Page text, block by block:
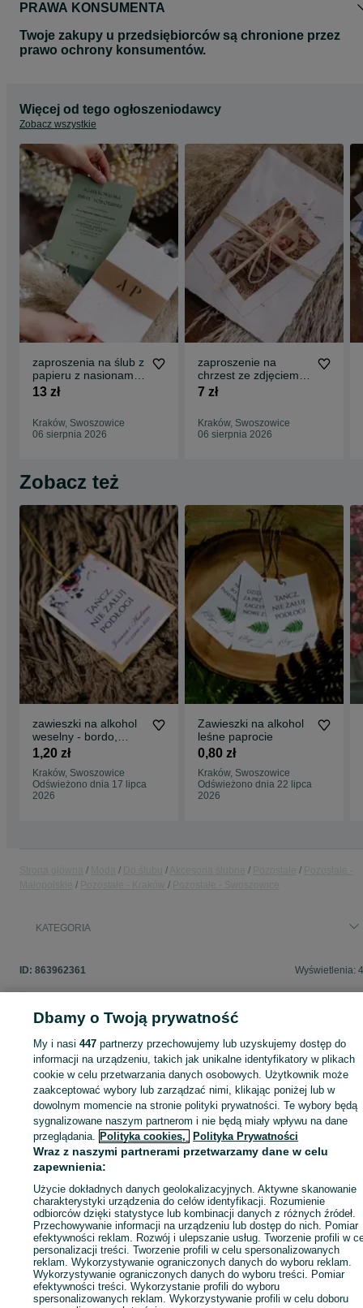
PRAWA KONSUMENTA
Twoje zakupy u przedsiębiorców są chronione przez
prawo ochrony konsumentów.
Więcej od tego ogłoszeniodawcy
Zobacz wszystkie
zaproszenia na ślub z
papieru z nasionami -
love in bloom
13 zł
Kraków, Swoszowice
06 sierpnia 2026
zaproszenie na
chrzest ze zdjęciem
dziecka i tłoczeniami -
7 zł
Kraków, Swoszowice
06 sierpnia 2026
Zobacz też
zawieszki na alkohol
weselny - bordo,
granat i złoto
1,20 zł
Kraków, Swoszowice
Odświeżono dnia 17 lipca
2026
Zawieszki na alkohol
leśne paprocie
0,80 zł
Kraków, Swoszowice
Odświeżono dnia 22 lipca
2026
KATEGORIA
ID: 863962361 Wyświetlenia:
Zaloguj się lub załóż konto na OLX, aby skontaktować się z
sprzedającym
Zaloguj się / Załóż konto
Zadzwoń / SMS Wyślij wiadomość
Dbamy o Twoją prywatność
My i nasi447 partnerzy przechowujemy lub uzyskujemy dostęp do
informacji na urządzeniu, takich jak unikalne identyfikatory w plikach
cookie w celu przetwarzania danych osobowych. Użytkownik może
zaakceptować wybory lub zarządzać nimi, klikając poniżej lub w
dowolnym momencie na stronie polityki prywatności. Te wybory będą
sygnalizowane naszym partnerom i nie będą miały wpływu na dane
przeglądania. Polityka cookies, Polityka Prywatności
Wraz z naszymi partnerami przetwarzamy dane w celu
zapewnienia:
Użycie dokładnych danych geolokalizacyjnych. Aktywne skanowanie
charakterystyki urządzenia do celów identyfikacji. Rozumienie
odbiorców dzięki statystyce lub kombinacji danych z różnych źródeł.
Przechowywanie informacji na urządzeniu lub dostęp do nich. Pomiar
efektywności reklam. Rozwój i ulepszanie usług. Tworzenie profili w
personalizacji treści. Tworzenie profili w celu spersonalizowanych
reklam. Wykorzystywanie ograniczonych danych do wyboru reklam.
Wykorzystywanie ograniczonych danych do wyboru treści. Pomiar
efektywności treści. Wykorzystanie profili do wyboru
spersonalizowanych reklam. Wykorzystywanie profili w celu doboru